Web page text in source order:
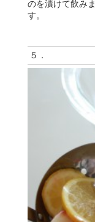
のを漬けて飲み
す。
５．